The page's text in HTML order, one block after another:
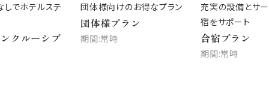
でホテルステ
クルーシブ
団体様向けのお得なプラン
団体様プラン
期間:常時
充実の設備とサ
宿をサポート
合宿プラン
期間:常時